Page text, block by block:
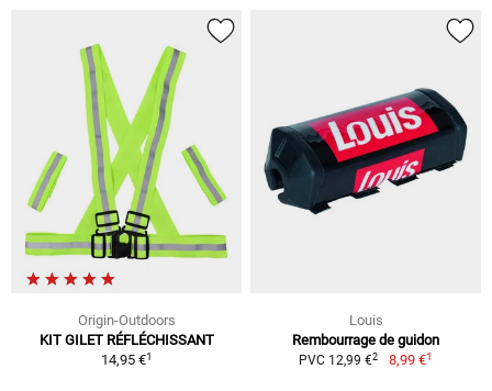
Origin-Outdoors
KIT GILET RÉFLÉCHISSANT
14,95 €1
Louis
Rembourrage de guidon
PVC 12,99 €2 8,99 €1